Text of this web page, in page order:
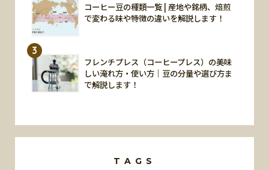
コーヒー豆の種類一覧 | 産地や銘柄、焙煎
で変わる味や特徴の違いを解説します！
3
フレンチプレス（コーヒープレス）の美味
しい淹れ方・使い方｜豆の分量や選び方ま
で解説します！
TAGS